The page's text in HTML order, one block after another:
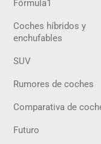
Fórmula1
Coches híbridos y
enchufables
SUV
Rumores de coches
Comparativa de
Futuro